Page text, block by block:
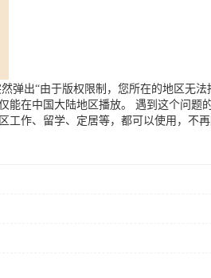
出“由于版权限制，您所在的地区无法
在中国大陆地区播放。 遇到这个问题
作、留学、定居等，都可以使用，不再